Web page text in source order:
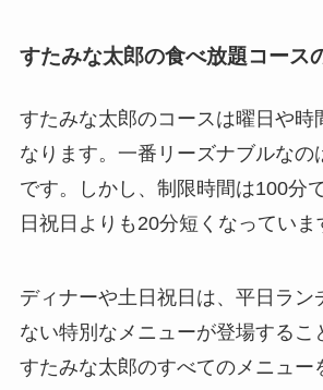
すたみな太郎の食べ放題コース
すたみな太郎のコースは曜日や時
なります。一番リーズナブルなの
です。しかし、制限時間は100分
日祝日よりも20分短くなっていま
ディナーや土日祝日は、平日ラン
ない特別なメニューが登場するこ
すたみな太郎のすべてのメニュー